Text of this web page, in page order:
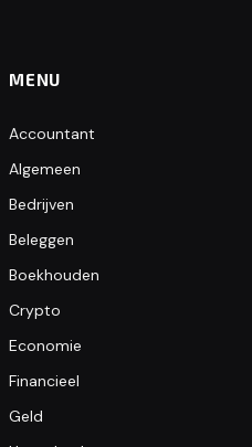
MENU
Accountant
Algemeen
Bedrijven
Beleggen
Boekhouden
Crypto
Economie
Financieel
Geld